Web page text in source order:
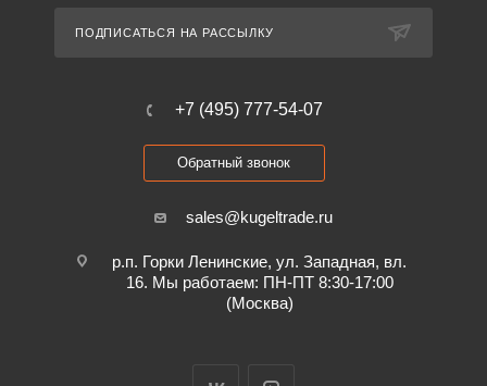
ПОДПИСАТЬСЯ НА РАССЫЛКУ
+7 (495) 777-54-07
Обратный звонок
sales@kugeltrade.ru
р.п. Горки Ленинские, ул. Западная, вл.
16. Мы работаем: ПН-ПТ 8:30-17:00
(Москва)